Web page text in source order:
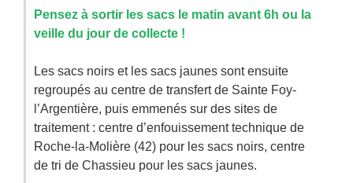
Pensez à sortir les sacs le matin avant 6h ou la
veille du jour de collecte !
Les sacs noirs et les sacs jaunes sont ensuite
regroupés au centre de transfert de Sainte Foy-
l’Argentière, puis emmenés sur des sites de
traitement : centre d’enfouissement technique de
Roche-la-Molière (42) pour les sacs noirs, centre
de tri de Chassieu pour les sacs jaunes.